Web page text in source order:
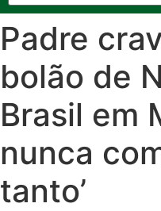
Padre
bolão de
Brasil em
nunca
tanto’